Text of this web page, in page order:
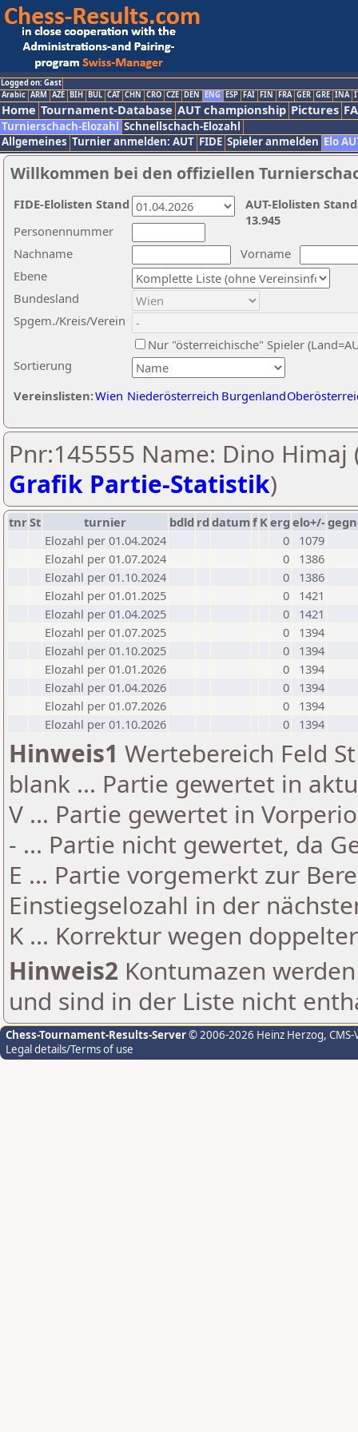
Logged on: Gast
Arabic ARM AZE BIH BUL CAT CHN CRO CZE DEN ENG ESP FAI FIN FRA GER GRE INA
Home Tournament-Database AUT championship Pictures
Turnierschach-Elozahl Schnellschach-Elozahl
Allgemeines Turnier anmelden: AUT FIDE Spieler anmelden Elo
Willkommen bei den offiziellen
Nachname
Vorname
Ebene
Sortierung
Personennummer
Bundesland
Spgem./Kreis/Verein
Nur "österreichische" Spieler
Vereinslisten:Wien Niederösterreich Burgenland
AUT-Elolisten
13.945
FIDE-Elolisten Stand
Pnr:145555 Name: Dino Himaj
Grafik Partie-Statistik)
tnrSt turnier bdld rd datumf Kerg elo+/-
Elozahl per 01.04.2024
0
1079
Elozahl per 01.07.2024
0
1386
Elozahl per 01.10.2024
0
1386
Elozahl per 01.01.2025
0
1421
Elozahl per 01.04.2025
0
1421
Elozahl per 01.07.2025
0
1394
Elozahl per 01.10.2025
0
1394
Elozahl per 01.01.2026
0
1394
Elozahl per 01.04.2026
0
1394
Elozahl per 01.07.2026
0
1394
Elozahl per 01.10.2026
0 1394
Hinweis1 Wertebereich Feld
blank ... Partie gewertet in
V ... Partie gewertet in
- ... Partie nicht gewertet, da
E ... Partie vorgemerkt zur
Einstiegselozahl in der
K ... Korrektur wegen
Hinweis2 Kontumazen
und sind in der Liste nicht
Chess-Tournament-Results-Server© 2006-2026 Heinz Herzog,
Legal details/Terms of use